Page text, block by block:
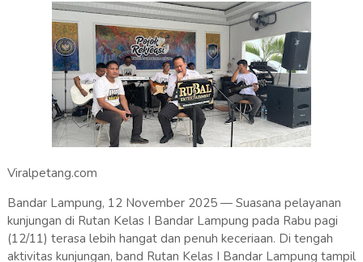
Viralpetang.com
Bandar Lampung, 12 November 2025 — Suasana pelayanan
kunjungan di Rutan Kelas I Bandar Lampung pada Rabu pagi
(12/11) terasa lebih hangat dan penuh keceriaan. Di tengah
aktivitas kunjungan, band Rutan Kelas I Bandar Lampung tampil